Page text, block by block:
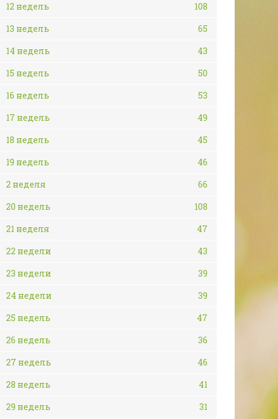
12 недель
108
13 недель
65
14 недель
43
15 недель
50
16 недель
53
17 недель
49
18 недель
45
19 недель
46
2 неделя
66
20 недель
108
21 неделя
47
22 недели
43
23 недели
39
24 недели
39
25 недель
47
26 недель
36
27 недель
46
28 недель
41
29 недель
31